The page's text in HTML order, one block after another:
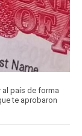
país de forma
te aprobaron